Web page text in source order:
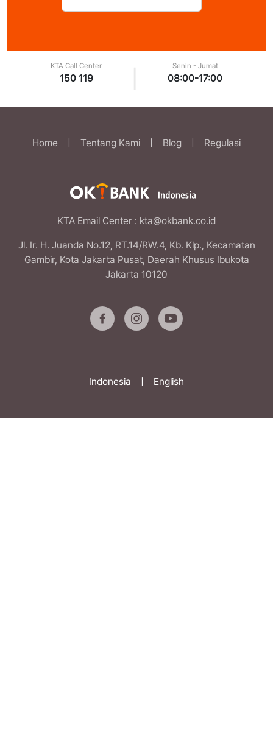
KTA Call Center
150 119
Senin - Jumat
08:00-17:00
Home Tentang Kami Blog Regulasi
KTA Email Center : kta@okbank.co.id
Jl. Ir. H. Juanda No.12, RT.14/RW.4, Kb. Klp., Kecamatan
Gambir, Kota Jakarta Pusat, Daerah Khusus Ibukota
Jakarta 10120
Indonesia English